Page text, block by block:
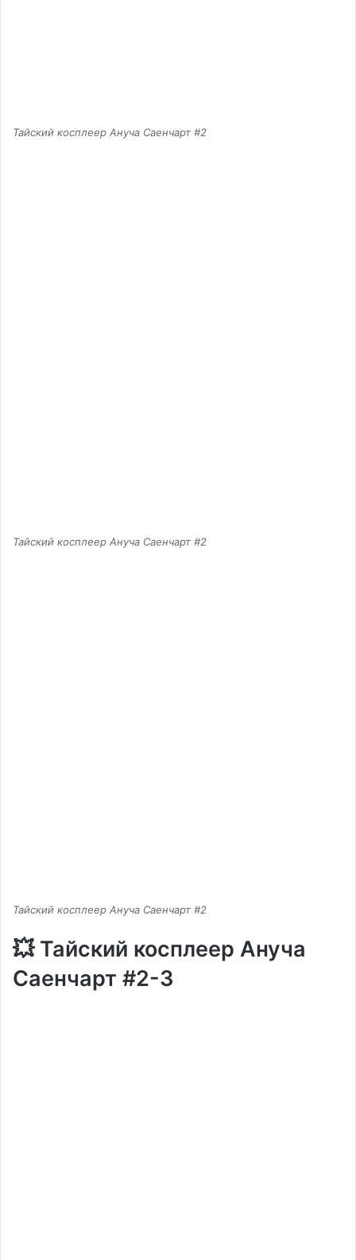
Тайский косплеер Ануча Саенчарт #2
Тайский косплеер Ануча Саенчарт #2
Тайский косплеер Ануча Саенчарт #2
💥 Тайский косплеер Ануча
Саенчарт #2-3